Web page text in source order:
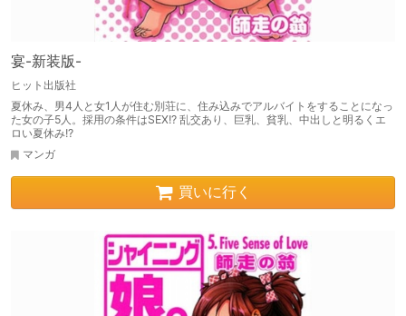
宴-新装版-
ヒット出版社
夏休み、男4人と女1人が住む別荘に、住み込みでアルバイトをすることになっ
た女の子5人。採用の条件はSEX!? 乱交あり、巨乳、貧乳、中出しと明るくエ
ロい夏休み!?
マンガ
買いに行く